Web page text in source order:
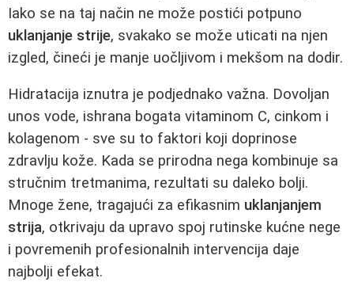
Iako se na taj način ne može postići potpuno
uklanjanje strije, svakako se može uticati na njen
izgled, čineći je manje uočljivom i mekšom na dodir.
Hidratacija iznutra je podjednako važna. Dovoljan
unos vode, ishrana bogata vitaminom C, cinkom i
kolagenom - sve su to faktori koji doprinose
zdravlju kože. Kada se prirodna nega kombinuje sa
stručnim tretmanima, rezultati su daleko bolji.
Mnoge žene, tragajući za efikasnim uklanjanjem
strija, otkrivaju da upravo spoj rutinske kućne nege
i povremenih profesionalnih intervencija daje
najbolji efekat.